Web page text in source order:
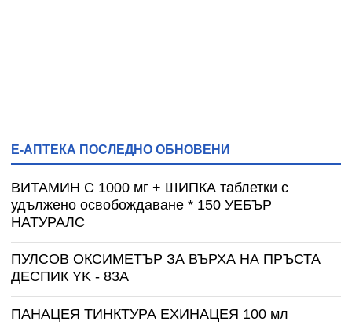
Е-АПТЕКА ПОСЛЕДНО ОБНОВЕНИ
ВИТАМИН С 1000 мг + ШИПКА таблетки с
удължено освобождаване * 150 УЕБЪР
НАТУРАЛС
ПУЛСОВ ОКСИМЕТЪР ЗА ВЪРХА НА ПРЪСТА
ДЕСПИК YK - 83A
ПАНАЦЕЯ ТИНКТУРА ЕХИНАЦЕЯ 100 мл